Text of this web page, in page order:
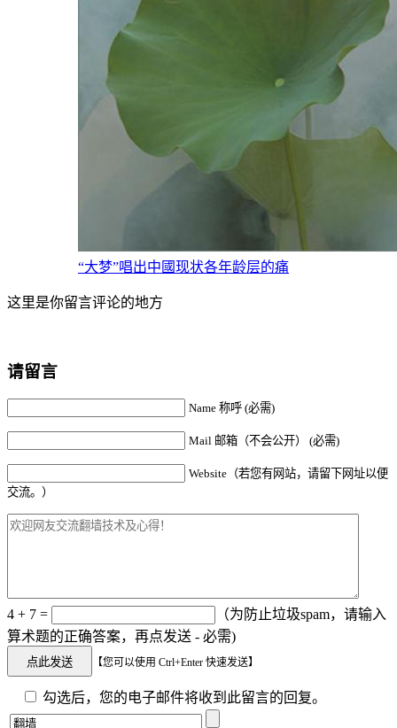
“大梦”唱出中國现状各年龄层的痛
这里是你留言评论的地方
请留言
Name 称呼 (必需)
Mail 邮箱（不会公开） (必需)
Website（若您有网站，请留下网址以便
交流。）
4 + 7 =
（为防止垃圾spam，请输入
算术题的正确答案，再点发送 - 必需)
【您可以使用 Ctrl+Enter 快速发送】
勾选后，您的电子邮件将收到此留言的回复。